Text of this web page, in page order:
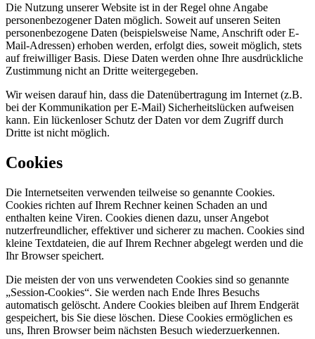
Die Nutzung unserer Website ist in der Regel ohne Angabe
personenbezogener Daten möglich. Soweit auf unseren Seiten
personenbezogene Daten (beispielsweise Name, Anschrift oder E-
Mail-Adressen) erhoben werden, erfolgt dies, soweit möglich, stets
auf freiwilliger Basis. Diese Daten werden ohne Ihre ausdrückliche
Zustimmung nicht an Dritte weitergegeben.
Wir weisen darauf hin, dass die Datenübertragung im Internet (z.B.
bei der Kommunikation per E-Mail) Sicherheitslücken aufweisen
kann. Ein lückenloser Schutz der Daten vor dem Zugriff durch
Dritte ist nicht möglich.
Cookies
Die Internetseiten verwenden teilweise so genannte Cookies.
Cookies richten auf Ihrem Rechner keinen Schaden an und
enthalten keine Viren. Cookies dienen dazu, unser Angebot
nutzerfreundlicher, effektiver und sicherer zu machen. Cookies sind
kleine Textdateien, die auf Ihrem Rechner abgelegt werden und die
Ihr Browser speichert.
Die meisten der von uns verwendeten Cookies sind so genannte
„Session-Cookies“. Sie werden nach Ende Ihres Besuchs
automatisch gelöscht. Andere Cookies bleiben auf Ihrem Endgerät
gespeichert, bis Sie diese löschen. Diese Cookies ermöglichen es
uns, Ihren Browser beim nächsten Besuch wiederzuerkennen.